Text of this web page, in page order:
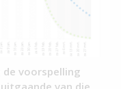
de voorspelling
van die